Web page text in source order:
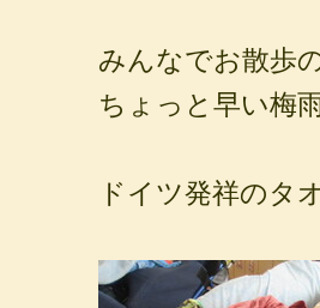
みんなでお散歩
ちょっと早い梅
ドイツ発祥のタ